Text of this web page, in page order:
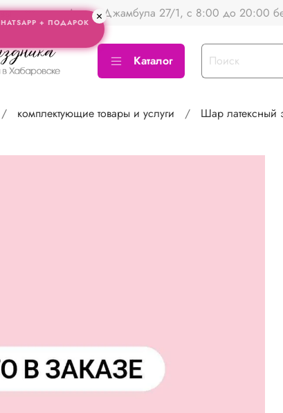
Адрес Джамбула 27/1, с 8:00 до 20:00
Каталог
комплектующие товары и услуги Шар латексный
+ ПОДАРОК